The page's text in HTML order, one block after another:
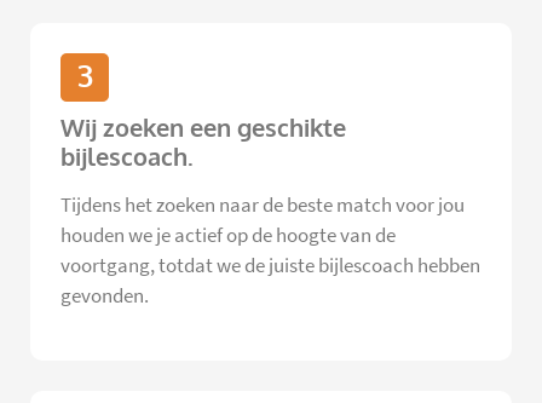
3
Wij zoeken een geschikte
bijlescoach.
Tijdens het zoeken naar de beste match voor jou
houden we je actief op de hoogte van de
voortgang, totdat we de juiste bijlescoach hebben
gevonden.